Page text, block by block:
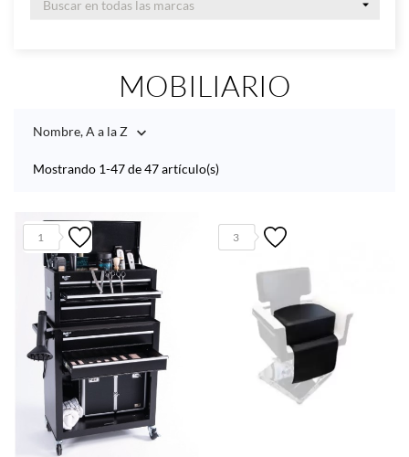
MOBILIARIO
Nombre, A a la Z 
Mostrando 1-47 de 47 artículo(s)
1 3